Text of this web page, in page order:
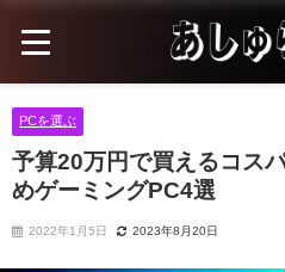
PCを選ぶ
予算20万円で買えるコス
めゲーミングPC4選
2022年1月5日 2023年8月20日